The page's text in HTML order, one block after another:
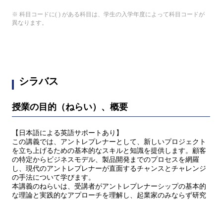
※ 科目コードに( ) がある科目は、学生の入学年度によって科目コードが
異なります。
シラバス
授業の目的（ねらい）、概要
【日本語による英語サポートあり】
この講義では、アントレプレナーとして、新しいプロジェクト
を立ち上げるための基本的なスキルと知識を提供します。顧客
の特定からビジネスモデル、製品開発までのプロセスを網羅
し、現代のアントレプレナーが直面するチャンスとチャレンジ
の手法について学びます。
本講義のねらいは、受講者がアントレプレナーシップの基本的
な理論と実践的なアプローチを理解し、起業家のみならず研究